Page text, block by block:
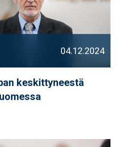
04.12.2024
keskittyneestä